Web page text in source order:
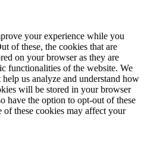
your experience while you
of these, the cookies that are
on your browser as they are
functionalities of the website. We
us analyze and understand how
will be stored in your browser
have the option to opt-out of these
these cookies may affect your